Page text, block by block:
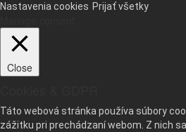
Nastavenia cookies Prijať všetky
Close
Táto webová stránka používa súbory
zážitku pri prechádzaní webom. Z nich